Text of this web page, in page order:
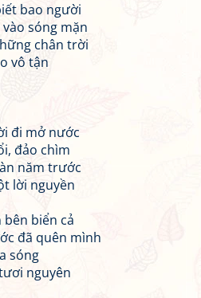
bao người
sóng mặn
chân trời
vô tận
đi mở nước
đảo chìm
năm trước
lời nguyền
biển cả
đã quên mình
sóng
nguyên